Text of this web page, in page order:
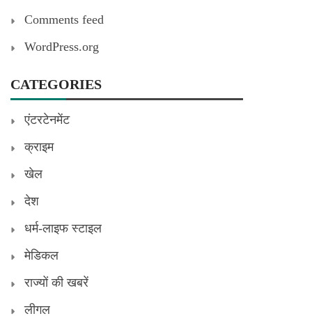
Comments feed
WordPress.org
CATEGORIES
एंटरटेनमेंट
क्राइम
खेल
देश
धर्म-लाइफ स्टाइल
मेडिकल
राज्यों की खबरें
लीगल